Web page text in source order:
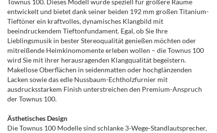
Townus 100. Dieses Modell wurde speziell für größere Räume
entwickelt und bietet dank seiner beiden 192 mm großen Titanium-
Tieftöner ein kraftvolles, dynamisches Klangbild mit
beeindruckendem Tieftonfundament. Egal, ob Sie Ihre
Lieblingsmusik in bester Stereoqualität genießen möchten oder
mitreißende Heimkinomomente erleben wollen – die Townus 100
wird Sie mit ihrer herausragenden Klangqualität begeistern.
Makellose Oberflächen in seidenmatten oder hochglänzenden
Lacken sowie das edle Nussbaum-Echtholzfurnier mit
ausdrucksstarkem Finish unterstreichen den Premium-Anspruch
der Townus 100.
Ästhetisches Design
Die Townus 100 Modelle sind schlanke 3-Wege-Standlautsprecher,